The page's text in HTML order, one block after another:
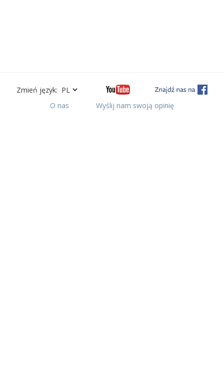
Zmień język:
O nas
Wyślij nam swoją opinię